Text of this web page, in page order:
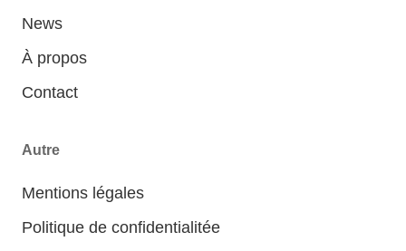
News
À propos
Contact
Autre
Mentions légales
Politique de confidentialitée